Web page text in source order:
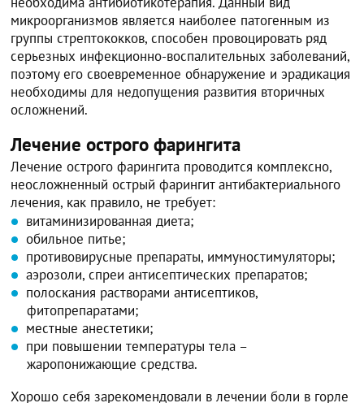
микроорганизмов является наиболее патогенным из
группы стрептококков, способен провоцировать ряд
серьезных инфекционно-воспалительных заболеваний,
поэтому его своевременное обнаружение и эрадикация
необходимы для недопущения развития вторичных
осложнений.
Лечение острого фарингита
Лечение острого фарингита проводится комплексно,
неосложненный острый фарингит антибактериального
лечения, как правило, не требует:
витаминизированная диета;
обильное питье;
противовирусные препараты, иммуностимуляторы;
аэрозоли, спреи антисептических препаратов;
полоскания растворами антисептиков,
фитопрепаратами;
местные анестетики;
при повышении температуры тела –
жаропонижающие средства.
Хорошо себя зарекомендовали в лечении боли в горле